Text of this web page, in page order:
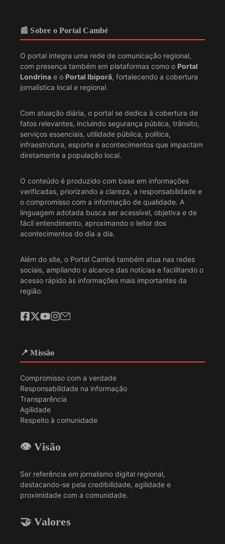
📰 Sobre o Portal Cambé
O portal integra uma rede de comunicação regional,
com presença também em plataformas como o Portal
Londrina e o Portal Ibiporã, fortalecendo a cobertura
jornalística local e regional.
Com atuação diária, o portal se dedica à cobertura de
fatos relevantes, incluindo segurança pública, trânsito,
serviços essenciais, utilidade pública, política,
infraestrutura, esporte e acontecimentos que impactam
diretamente a população local.
O conteúdo é produzido com base em informações
verificadas, priorizando a clareza, a responsabilidade e
o compromisso com a informação de qualidade. A
linguagem adotada busca ser acessível, objetiva e de
fácil entendimento, aproximando o leitor dos
acontecimentos do dia a dia.
Além do site, o Portal Cambé também atua nas redes
sociais, ampliando o alcance das notícias e facilitando o
acesso rápido às informações mais importantes da
região.
📍 Missão
Compromisso com a verdade
Responsabilidade na informação
Transparência
Agilidade
Respeito à comunidade
👁️ Visão
Ser referência em jornalismo digital regional,
destacando-se pela credibilidade, agilidade e
proximidade com a comunidade.
🤝 Valores